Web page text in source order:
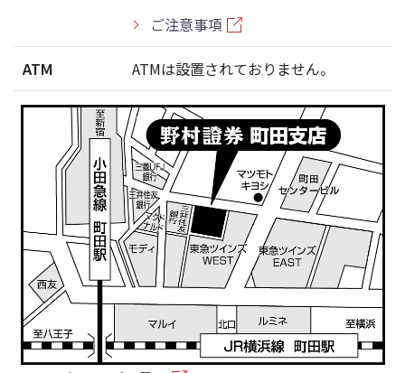
ご注意事項
ATM ATMは設置されておりません。